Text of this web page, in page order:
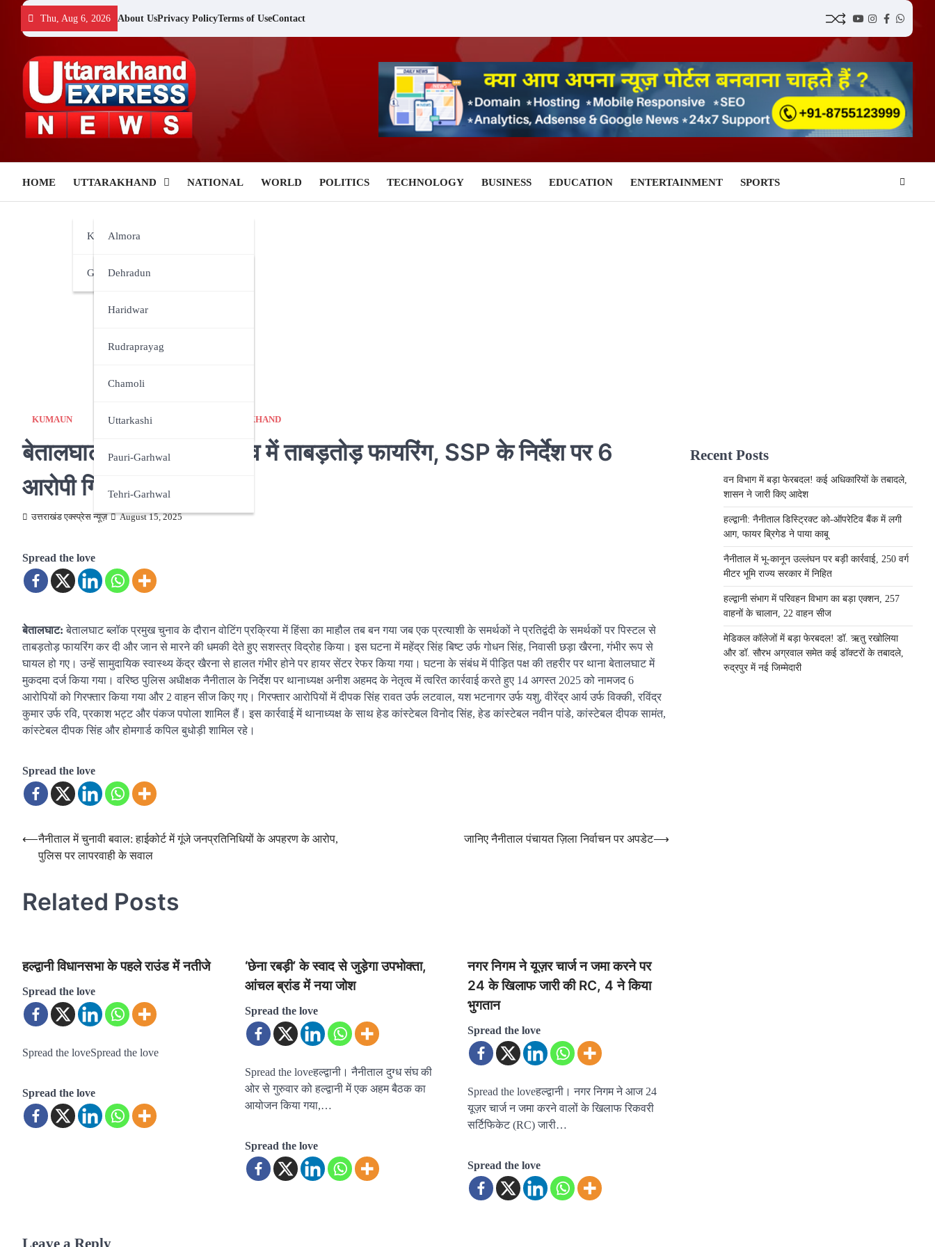
content
Thu, Aug 6, 2026 About UsPrivacy PolicyTerms of UseContact
YouTubeInstagram
Facebook
HOME UTTARAKHAND
KumaunAlmora
Bageshwar
Champawat
Nainital
Pithoragarh
Udham Singh Nagar
GarhwalDehradun
Haridwar
Rudraprayag
Chamoli
Uttarkashi
Pauri-Garhwal
Tehri-Garhwal
NATIONAL WORLD POLITICS TECHNOLOGY BUSINESS EDUCATION ENTERTAINMENT SPORTS
KUMAUN NAINITAL UTTARAKHAND
बेतालघाट ब्लॉक प्रमुख चुनाव में ताबड़तोड़ फायरिंग, SSP के निर्देश पर 6
आरोपी गिरफ्तार
उत्तराखंड एक्स्प्रेस न्यूज़ August 15, 2025
Spread the love
बेतालघाट: बेतालघाट ब्लॉक प्रमुख चुनाव के दौरान वोटिंग प्रक्रिया में हिंसा का माहौल तब बन गया जब एक प्रत्याशी के समर्थकों ने प्रतिद्वंदी के समर्थकों पर पिस्टल से
ताबड़तोड़ फायरिंग कर दी और जान से मारने की धमकी देते हुए सशस्त्र विद्रोह किया। इस घटना में महेंद्र सिंह बिष्ट उर्फ गोधन सिंह, निवासी छड़ा खैरना, गंभीर रूप से
घायल हो गए। उन्हें सामुदायिक स्वास्थ्य केंद्र खैरना से हालत गंभीर होने पर हायर सेंटर रेफर किया गया। घटना के संबंध में पीड़ित पक्ष की तहरीर पर थाना बेतालघाट में
मुकदमा दर्ज किया गया। वरिष्ठ पुलिस अधीक्षक नैनीताल के निर्देश पर थानाध्यक्ष अनीश अहमद के नेतृत्व में त्वरित कार्रवाई करते हुए 14 अगस्त 2025 को नामजद 6
आरोपियों को गिरफ्तार किया गया और 2 वाहन सीज किए गए। गिरफ्तार आरोपियों में दीपक सिंह रावत उर्फ लटवाल, यश भटनागर उर्फ यशु, वीरेंद्र आर्य उर्फ विक्की, रविंद्र
कुमार उर्फ रवि, प्रकाश भट्ट और पंकज पपोला शामिल हैं। इस कार्रवाई में थानाध्यक्ष के साथ हेड कांस्टेबल विनोद सिंह, हेड कांस्टेबल नवीन पांडे, कांस्टेबल दीपक सामंत,
कांस्टेबल दीपक सिंह और होमगार्ड कपिल बुधोड़ी शामिल रहे।
Spread the love
Post
navigation
⟵नैनीताल में चुनावी बवाल: हाईकोर्ट में गूंजे जनप्रतिनिधियों के अपहरण के आरोप,
पुलिस पर लापरवाही के सवाल
जानिए नैनीताल पंचायत ज़िला निर्वाचन पर अपडेट⟶
Related Posts
हल्द्वानी विधानसभा के पहले राउंड में नतीजे
Spread the love
Spread the loveSpread the love
Spread the love
‘छेना रबड़ी’ के स्वाद से जुड़ेगा उपभोक्ता,
आंचल ब्रांड में नया जोश
Spread the love
Spread the loveहल्द्वानी। नैनीताल दुग्ध संघ की
ओर से गुरुवार को हल्द्वानी में एक अहम बैठक का
आयोजन किया गया,…
Spread the love
नगर निगम ने यूज़र चार्ज न जमा करने पर
24 के खिलाफ जारी की RC, 4 ने किया
भुगतान
Spread the love
Spread the loveहल्द्वानी। नगर निगम ने आज 24
यूज़र चार्ज न जमा करने वालों के खिलाफ रिकवरी
सर्टिफिकेट (RC) जारी…
Spread the love
Leave a Reply
Recent Posts
वन विभाग में बड़ा फेरबदल! कई अधिकारियों के तबादले,
शासन ने जारी किए आदेश
हल्द्वानी: नैनीताल डिस्ट्रिक्ट को-ऑपरेटिव बैंक में लगी
आग, फायर ब्रिगेड ने पाया काबू
नैनीताल में भू-कानून उल्लंघन पर बड़ी कार्रवाई, 250 वर्ग
मीटर भूमि राज्य सरकार में निहित
हल्द्वानी संभाग में परिवहन विभाग का बड़ा एक्शन, 257
वाहनों के चालान, 22 वाहन सीज
मेडिकल कॉलेजों में बड़ा फेरबदल! डॉ. ऋतु रखोलिया
और डॉ. सौरभ अग्रवाल समेत कई डॉक्टरों के तबादले,
रुद्रपुर में नई जिम्मेदारी